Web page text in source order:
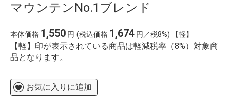
マウンテンNo.1ブレンド
本体価格 1,550 円 (税込価格 1,674 円／税8%) 【軽】
【軽】印が表示されている商品は軽減税率（8%）対象商
品となります。
お気に入りに追加